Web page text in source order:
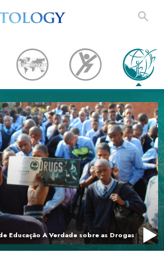
Educação A Verdade sobre as Drogas